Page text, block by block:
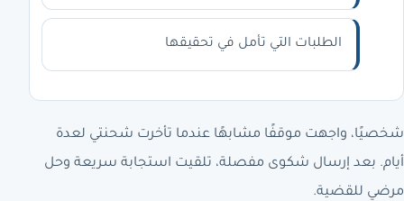
الطلبات التي تأمل في تحقيقها
شخصيًا، واجهت موقفًا مشابهًا عندما تأخرت شحنتي لعدة
أيام. بعد إرسال شكوى مفصلة، تلقيت استجابة سريعة وحل
مرضي للقضية.